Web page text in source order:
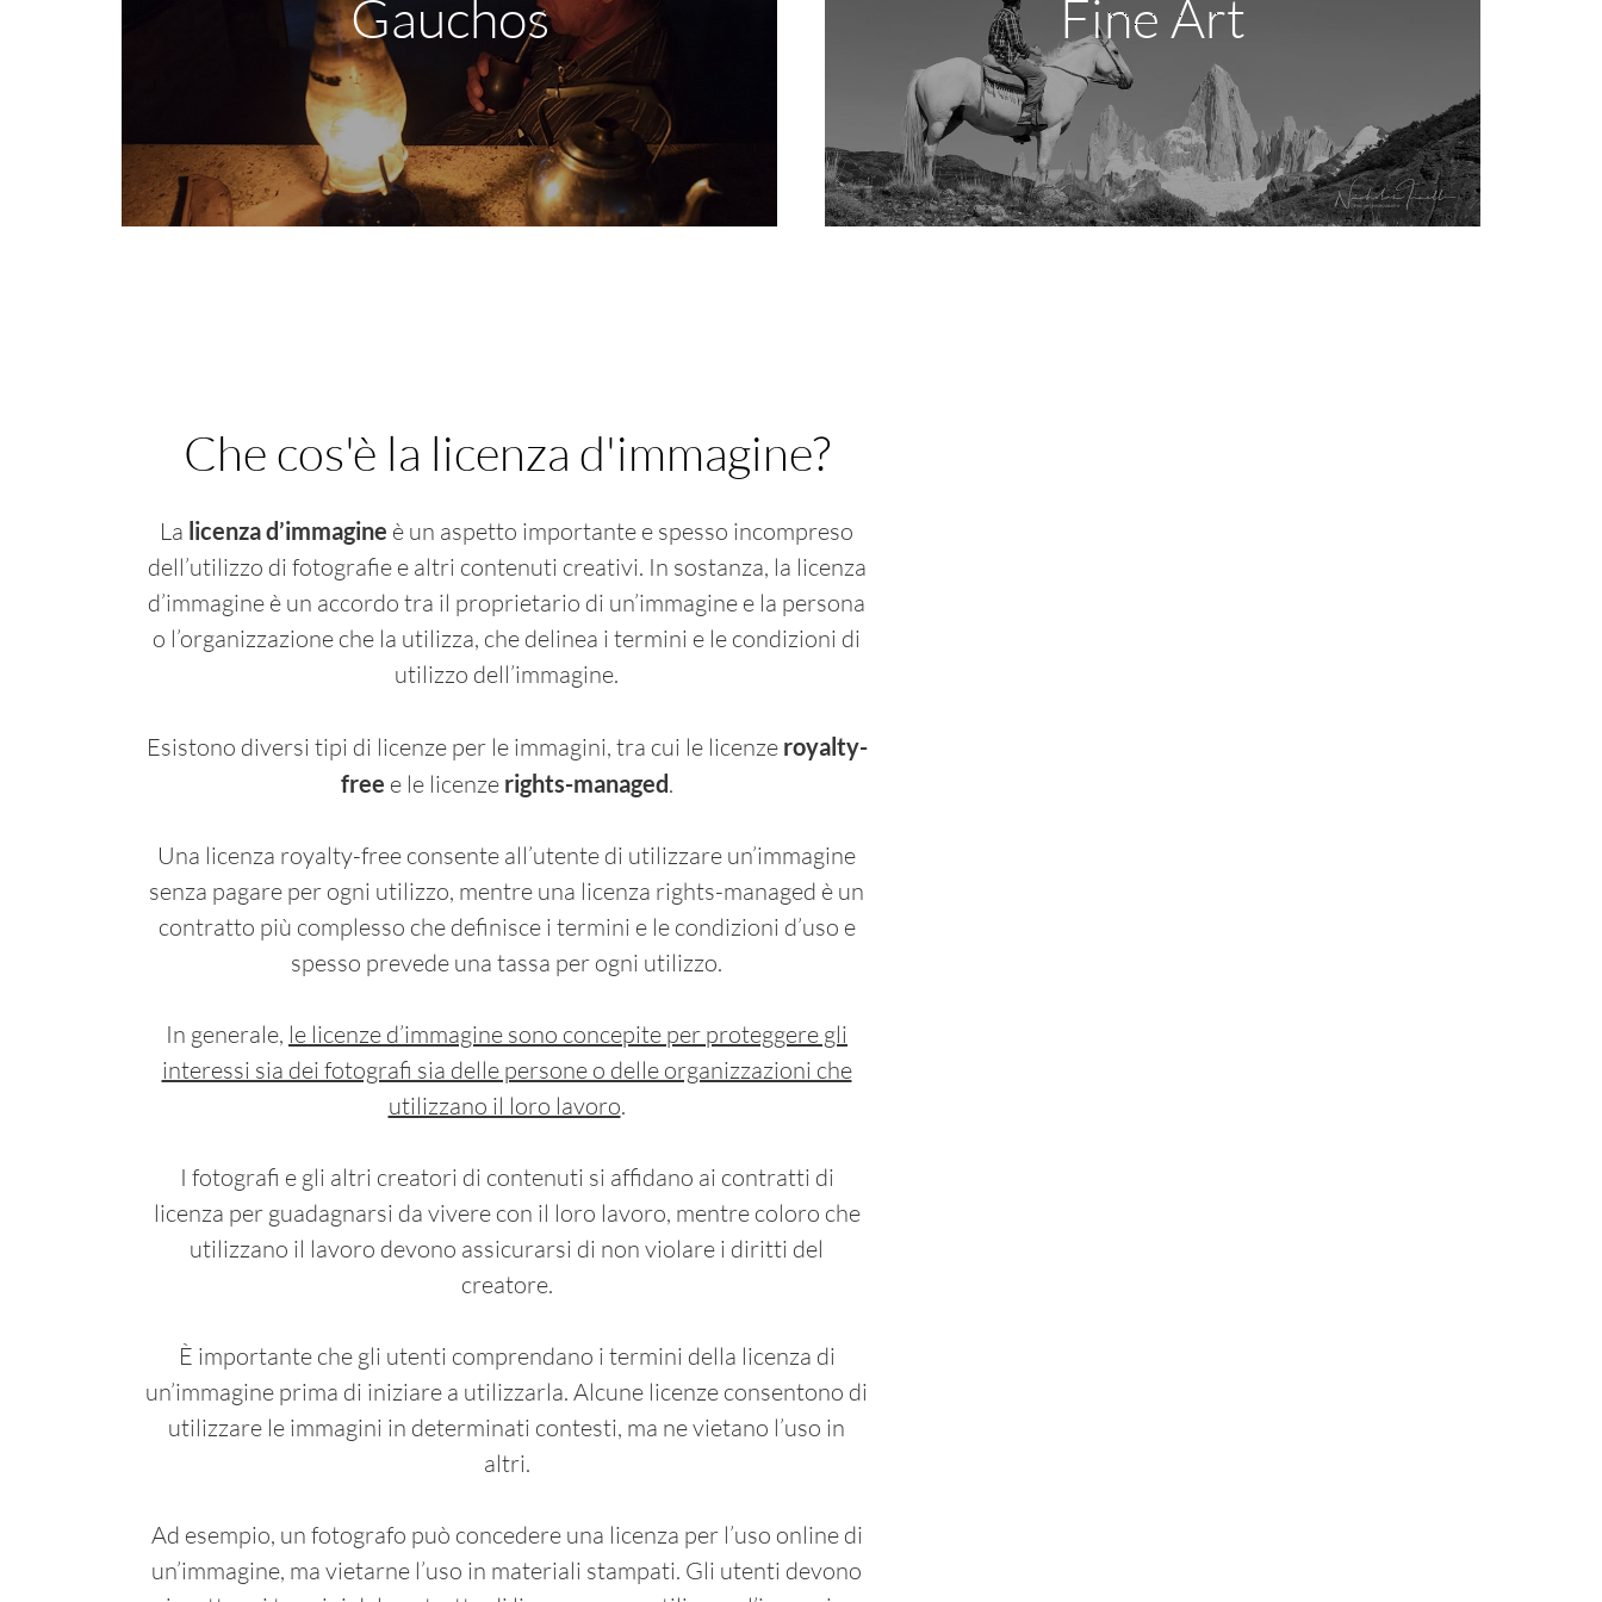
Gauchos
Anime selvagge della tradizione argentina Fine Art
Una selezione curata di immagini in bianco e nero
Che cos'è la licenza d'immagine?
La licenza d’immagine è un aspetto importante e spesso incompreso
dell’utilizzo di fotografie e altri contenuti creativi. In sostanza, la licenza
d’immagine è un accordo tra il proprietario di un’immagine e la persona
o l’organizzazione che la utilizza, che delinea i termini e le condizioni di
utilizzo dell’immagine.
Esistono diversi tipi di licenze per le immagini, tra cui le licenze royalty-
free e le licenze rights-managed.
Una licenza royalty-free consente all’utente di utilizzare un’immagine
senza pagare per ogni utilizzo, mentre una licenza rights-managed è un
contratto più complesso che definisce i termini e le condizioni d’uso e
spesso prevede una tassa per ogni utilizzo.
In generale, le licenze d’immagine sono concepite per proteggere gli
interessi sia dei fotografi sia delle persone o delle organizzazioni che
utilizzano il loro lavoro.
I fotografi e gli altri creatori di contenuti si affidano ai contratti di
licenza per guadagnarsi da vivere con il loro lavoro, mentre coloro che
utilizzano il lavoro devono assicurarsi di non violare i diritti del
creatore.
È importante che gli utenti comprendano i termini della licenza di
un’immagine prima di iniziare a utilizzarla. Alcune licenze consentono di
utilizzare le immagini in determinati contesti, ma ne vietano l’uso in
altri.
Ad esempio, un fotografo può concedere una licenza per l’uso online di
un’immagine, ma vietarne l’uso in materiali stampati. Gli utenti devono